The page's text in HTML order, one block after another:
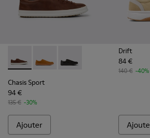
Chasis Sport - K100373-023 -
Chasis Sport - K100373-042
Chasis Sport - K100373-
Chasis Sport
94 €
135 € -30%
Ajouter
Drift
84 €
140 € -40%